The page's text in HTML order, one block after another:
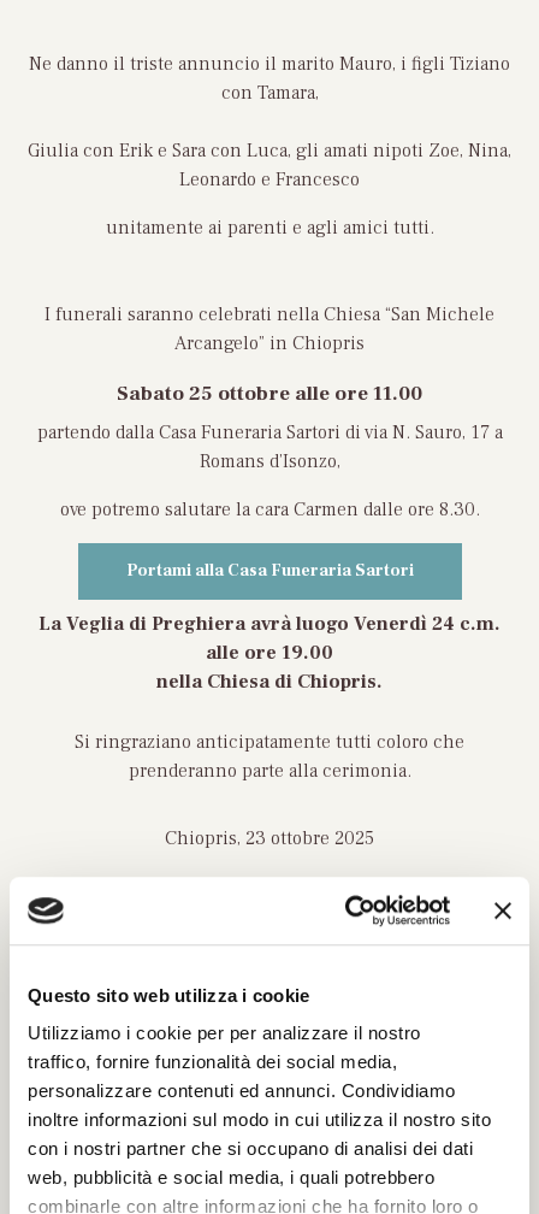
Questo sito web utilizza i cookie
Utilizziamo i cookie per per analizzare il nostro
traffico, fornire funzionalità dei social media,
personalizzare contenuti ed annunci. Condividiamo
inoltre informazioni sul modo in cui utilizza il nostro sito
con i nostri partner che si occupano di analisi dei dati
web, pubblicità e social media, i quali potrebbero
combinarle con altre informazioni che ha fornito loro o
Ne danno il triste annuncio il marito Mauro, i figli Tiziano
con Tamara,
Giulia con Erik e Sara con Luca, gli amati nipoti Zoe, Nina,
Leonardo e Francesco
unitamente ai parenti e agli amici tutti.
I funerali saranno celebrati nella Chiesa “San Michele
Arcangelo” in Chiopris
Sabato 25 ottobre alle ore 11.00
partendo dalla Casa Funeraria Sartori di via N. Sauro, 17 a
Romans d’Isonzo,
ove potremo salutare la cara Carmen dalle ore 8.30.
Portami alla Casa Funeraria Sartori
La Veglia di Preghiera avrà luogo Venerdì 24 c.m.
alle ore 19.00
nella Chiesa di Chiopris.
Si ringraziano anticipatamente tutti coloro che
prenderanno parte alla cerimonia.
Chiopris, 23 ottobre 2025
INVIA UN MESSAGGIO DICORDOGLIO
Compila il modulo con tutti i dati richiesti per
poter inviare le tue condoglianze.
Sarà nostra premura far pervenire alla famiglia
del defunto il tuo messaggio.